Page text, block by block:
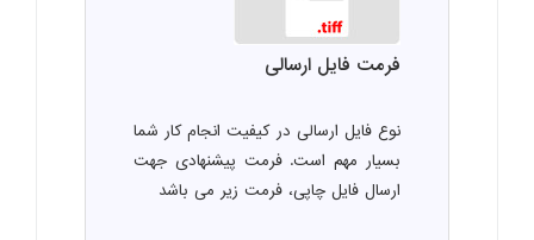
فرمت فایل ارسالی
نوع فایل ارسالی در کیفیت انجام کار شما
بسیار مهم است. فرمت پیشنهادی جهت
ارسال فایل چاپی، فرمت زیر می باشد